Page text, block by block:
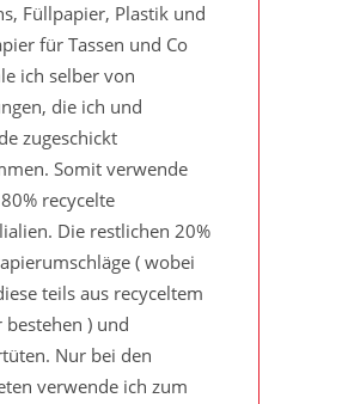
Füllpapier, Plastik und
für Tassen und Co
ich selber von
die ich und
zugeschickt
Somit verwende
recycelte
Die restlichen 20%
( wobei
teils aus recyceltem
bestehen ) und
Nur bei den
verwende ich zum